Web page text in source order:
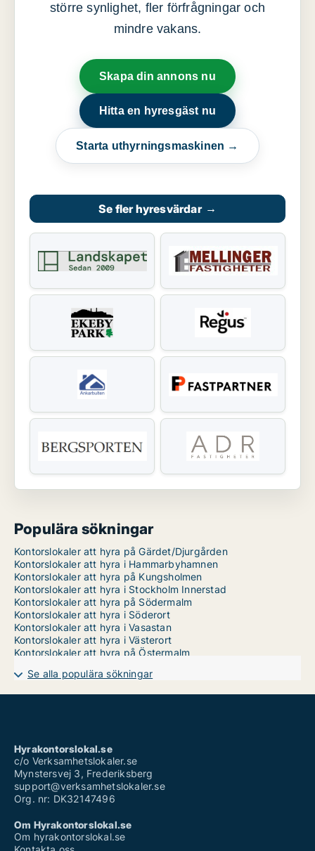
större synlighet, fler förfrågningar och
mindre vakans.
Skapa din annons nu
Hitta en hyresgäst nu
Starta uthyrningsmaskinen →
Se fler hyresvärdar →
Populära sökningar
Kontorslokaler att hyra på Gärdet/Djurgården
Kontorslokaler att hyra i Hammarbyhamnen
Kontorslokaler att hyra på Kungsholmen
Kontorslokaler att hyra i Stockholm Innerstad
Kontorslokaler att hyra på Södermalm
Kontorslokaler att hyra i Söderort
Kontorslokaler att hyra i Vasastan
Kontorslokaler att hyra i Västerort
Kontorslokaler att hyra på Östermalm
Se alla populära sökningar
Hyrakontorslokal.se
c/o Verksamhetslokaler.se
Mynstersvej 3, Frederiksberg
support@verksamhetslokaler.se
Org. nr: DK32147496
Om Hyrakontorslokal.se
Om hyrakontorslokal.se